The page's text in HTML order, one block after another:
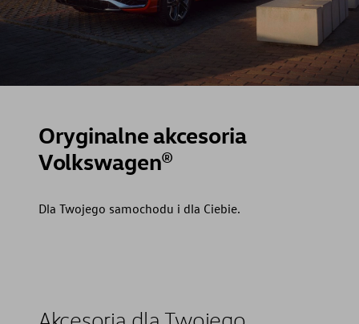
Oryginalne akcesoria
Volkswagen®
Dla Twojego samochodu i dla Ciebie.